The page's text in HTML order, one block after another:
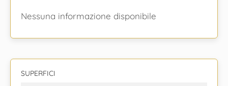
Nessuna informazione disponibile
SUPERFICI